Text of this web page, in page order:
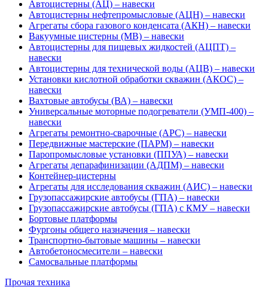
Автоцистерны (АЦ) – навески
Автоцистерны нефтепромысловые (АЦН) – навески
Агрегаты сбора газового конденсата (АКН) – навески
Вакуумные цистерны (МВ) – навески
Автоцистерны для пищевых жидкостей (АЦПТ) –
навески
Автоцистерны для технической воды (АЦВ) – навески
Установки кислотной обработки скважин (АКОС) –
навески
Вахтовые автобусы (ВА) – навески
Универсальные моторные подогреватели (УМП-400) –
навески
Агрегаты ремонтно-сварочные (АРС) – навески
Передвижные мастерские (ПАРМ) – навески
Паропромысловые установки (ППУА) – навески
Агрегаты депарафинизации (АДПМ) – навески
Контейнер-цистерны
Агрегаты для исследования скважин (АИС) – навески
Грузопассажирские автобусы (ГПА) – навески
Грузопассажирские автобусы (ГПА) с КМУ – навески
Бортовые платформы
Фургоны общего назначения – навески
Транспортно-бытовые машины – навески
Автобетоносмесители – навески
Самосвальные платформы
Прочая техника